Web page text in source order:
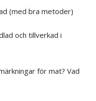
(med bra metoder)
och tillverkad i
för mat? Vad